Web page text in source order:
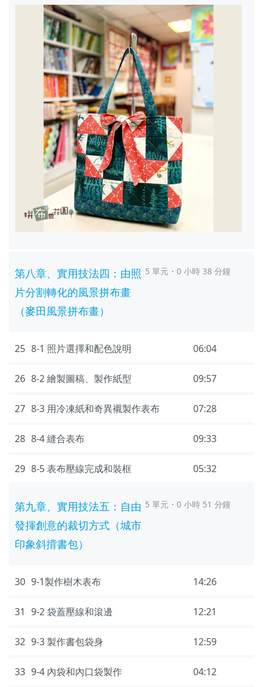
第八章、實用技法四：由照
片分割轉化的風景拼布畫
（麥田風景拼布畫）
5 單元・0 小時 38 分鐘
25 8-1 照片選擇和配色說明 06:04
26 8-2 繪製圖稿、製作紙型 09:57
27 8-3 用冷凍紙和奇異襯製作表布 07:28
28 8-4 縫合表布 09:33
29 8-5 表布壓線完成和裝框 05:32
第九章、實用技法五：自由
發揮創意的裁切方式（城市
印象斜揹書包）
5 單元・0 小時 51 分鐘
30 9-1製作樹木表布 14:26
31 9-2 袋蓋壓線和滾邊 12:21
32 9-3 製作書包袋身 12:59
33 9-4 內袋和內口袋製作 04:12